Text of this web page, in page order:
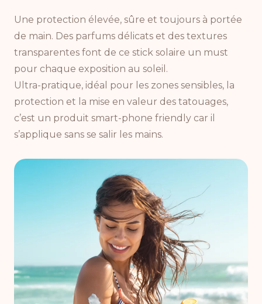
Une protection élevée, sûre et toujours à portée
de main. Des parfums délicats et des textures
transparentes font de ce stick solaire un must
pour chaque exposition au soleil.
Ultra-pratique, idéal pour les zones sensibles, la
protection et la mise en valeur des tatouages,
c’est un produit smart-phone friendly car il
s’applique sans se salir les mains.